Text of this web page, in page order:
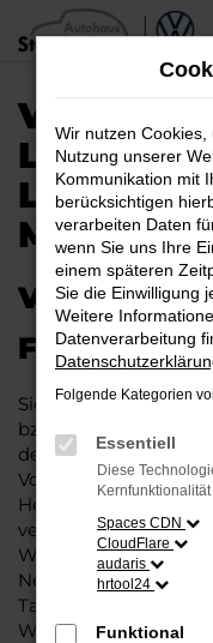
Zum
Hauptinhalt
VW
LEASEN,
VW GOLF –
FAHRZEUG
Sie möchten in
bzw. mobil bleiben.
denn dieses
Vorzügen. Da ist
Herstellers. Ein VW
verarbeitet und auf
Weise können Sie
Neuwagen als auch
Tageszulassung als
Wenn Sie sich für
Wir nutzen
Nutzung unserer
Kommunikation mit
berücksichtigen
verarbeiten Daten
wenn Sie uns Ihre
einem späteren
Sie die Einwilligung
Weitere
Datenverarbeitung
Folgende Kategorien
Essentiell
Diese
Spaces CDN
CloudFlare
audaris
hrtool24
Funktional